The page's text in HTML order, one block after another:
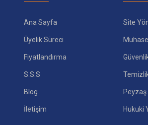
Ana Sayfa
Üyelik Süreci
Fiyatlandırma
S.S.S
Blog
İletişim
Site
Hukuki